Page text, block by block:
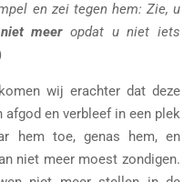
en zei tegen hem: Zie, u
meeropdat u niet iets
wij erachter dat deze
en verbleef in een plek
hem toe, genas hem, en
niet meer moest zondigen.